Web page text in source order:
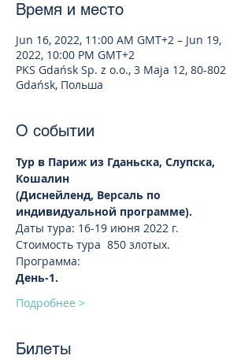
Время и место
Jun 16, 2022, 11:00 AM GMT+2 – Jun 19,
2022, 10:00 PM GMT+2
PKS Gdańsk Sp. z o.o., 3 Maja 12, 80-802
Gdańsk, Польша
О событии
Тур в Париж из Гданьска, Слупска,
Кошалин
(Диснейленд, Версаль по
индивидуальной программе).
Даты тура: 16-19 июня 2022 г.
Стоимость тура  850 злотых.
Программа:
День-1.
Подробнее >
Билеты